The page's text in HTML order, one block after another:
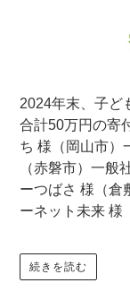
2024年末、子ど
合計50万円の寄
ち 様（岡山市）
（赤磐市）一般
ーつばさ 様（倉
ーネット未来 様
続きを読む